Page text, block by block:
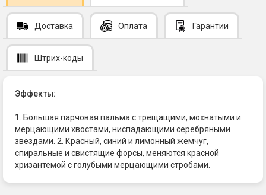
Доставка Оплата Гарантии
Штрих-коды
Эффекты:
1. Большая парчовая пальма с трещащими, мохнатыми и
мерцающими хвостами, ниспадающими серебряными
звездами. 2. Красный, синий и лимонный жемчуг,
спиральные и свистящие форсы, меняются красной
хризантемой с голубыми мерцающими стробами.